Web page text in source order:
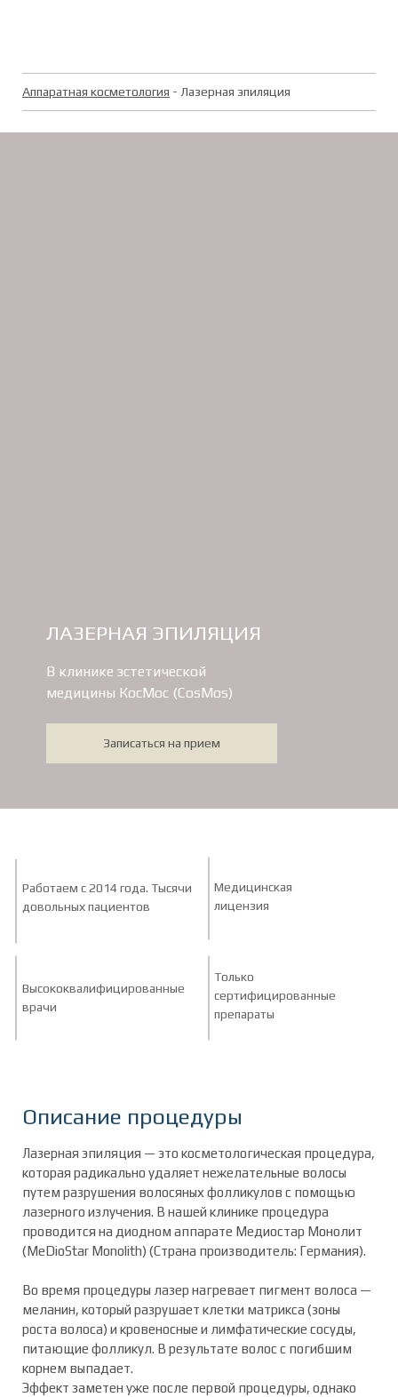
Аппаратная косметология - Лазерная эпиляция
Записаться на прием
В клинике эстетической
медицины КосМос (CosMos)
ЛАЗЕРНАЯ ЭПИЛЯЦИЯ
Только
сертифицированные
препараты
Высококвалифицированные
врачи
Медицинская
лицензия
Работаем с 2014 года. Тысячи
довольных пациентов
Описание процедуры
Лазерная эпиляция — это косметологическая процедура,
которая радикально удаляет нежелательные волосы
путем разрушения волосяных фолликулов с помощью
лазерного излучения. В нашей клинике процедура
проводится на диодном аппарате Медиостар Монолит
(MeDioStar Monolith) (Страна производитель: Германия).
Во время процедуры лазер нагревает пигмент волоса —
меланин, который разрушает клетки матрикса (зоны
роста волоса) и кровеносные и лимфатические сосуды,
питающие фолликул. В результате волос с погибшим
корнем выпадает.
Эффект заметен уже после первой процедуры, однако